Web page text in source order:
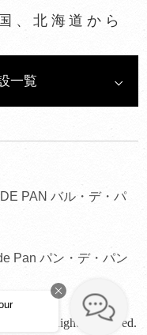
、北海道から
一覧
PAN バル・デ・パ
Pan パン・デ・パン
All Rights Reserved.